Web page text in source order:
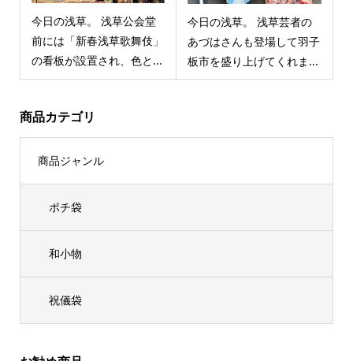
今日の浅草。 浅草公会堂
前には「新春浅草歌舞伎」
の看板が設置され、色と...
今日の浅草。 浅草芸者の
あづはさんも登場して羽子
板市を盛り上げてくれま...
商品カテゴリ
商品ジャンル
ポチ袋
和小物
祝儀袋